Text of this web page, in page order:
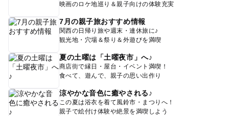
映画のロケ地巡り＆親子向けの体験充実
7月の親子旅おすすめ情報
関西の日帰り旅や週末・連休旅に♪
観光地・穴場＆祭り＆外遊びを満喫
夏の土曜は「土曜夜市」へ♪
商店街で縁日・屋台・イベント満喫！
食べて、遊んで、親子の思い出作り
涼やかな音色に癒やされる♪
この夏は浴衣を着て風鈴市・まつりへ！
親子で絵付け体験や絶景を満喫しよう